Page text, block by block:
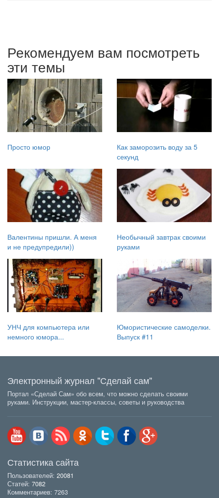
Рекомендуем вам посмотреть
эти темы
Просто юмор
Как заморозить воду за 5
секунд
Валентины пришли. А меня
и не предупредили))
Необычный завтрак своими
руками
УНЧ для компьютера или
немного юмора...
Юмористические самоделки.
Выпуск #11
Электронный журнал "Сделай сам"
Портал «Сделай Сам» обо всем, что можно сделать своими
руками. Инструкции, мастер-классы, советы и руководства
Статистика сайта
Пользователей: 20081
Статей: 7082
Комментариев: 7263